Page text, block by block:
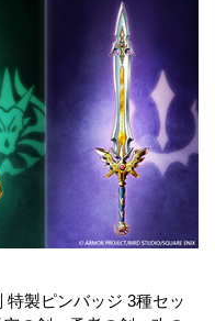
製ピンバッジ 3種セッ